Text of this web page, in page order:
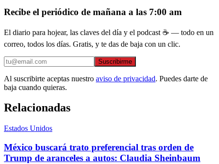
Recibe el periódico de mañana a las 7:00 am
El diario para hojear, las claves del día y el podcast ☕ — todo en un
correo, todos los días. Gratis, y te das de baja con un clic.
Suscribirme
Al suscribirte aceptas nuestro aviso de privacidad. Puedes darte de
baja cuando quieras.
Relacionadas
Estados Unidos
México buscará trato preferencial tras orden de
Trump de aranceles a autos: Claudia Sheinbaum